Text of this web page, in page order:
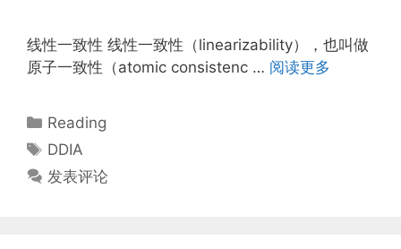
线性一致性 线性一致性（linearizability），也叫做
原子一致性（atomic consistenc … 阅读更多
分
类
Reading
标
签
DDIA
发表评论